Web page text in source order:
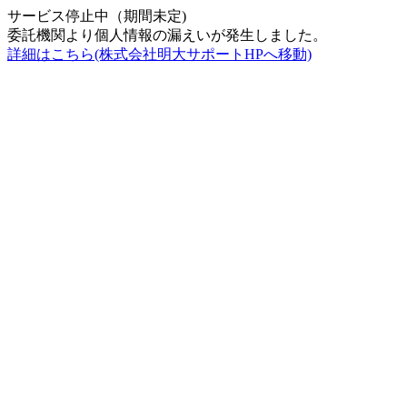
サービス停止中（期間未定)
委託機関より個人情報の漏えいが発生しました。
詳細はこちら(株式会社明大サポートHPへ移動)